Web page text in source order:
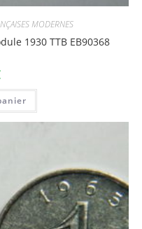
MODERNES
1930 TTB EB90368